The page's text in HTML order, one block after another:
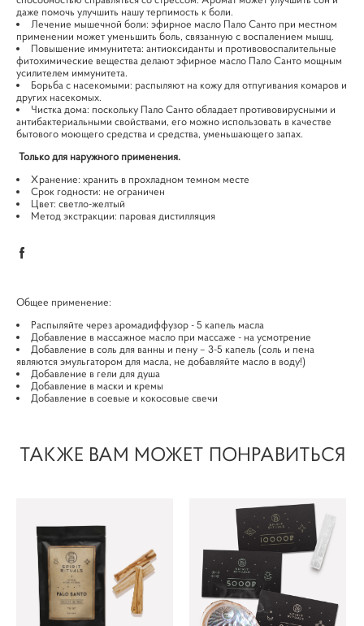
даже помочь улучшить нашу терпимость к боли.
Лечение мышечной боли: эфирное масло Пало Санто при местном
применении может уменьшить боль, связанную с воспалением мышц.
Повышение иммунитета: антиоксиданты и противовоспалительные
фитохимические вещества делают эфирное масло Пало Санто мощным
усилителем иммунитета.
Борьба с насекомыми: распыляют на кожу для отпугивания комаров и
других насекомых.
Чистка дома: поскольку Пало Санто обладает противовирусными и
антибактериальными свойствами, его можно использовать в качестве
бытового моющего средства и средства, уменьшающего запах.
Только для наружного применения.
Хранение: хранить в прохладном темном месте
Срок годности: не ограничен
Цвет: светло-желтый
Метод экстракции: паровая дистилляция
Общее применение:
Распыляйте через аромадиффузор - 5 капель масла
Добавление в массажное масло при массаже - на усмотрение
Добавление в соль для ванны и пену – 3-5 капель (соль и пена
являются эмульгатором для масла, не добавляйте масло в воду!)
Добавление в гели для душа
Добавление в маски и кремы
Добавление в соевые и кокосовые свечи
ТАКЖЕ ВАМ МОЖЕТ ПОНРАВИТЬСЯ